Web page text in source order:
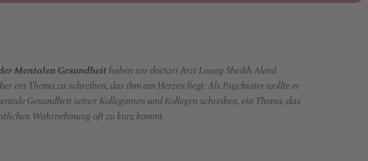
Mentalen Gesundheit haben wir doctari Arzt Louay Sheikh Alard
ein Thema zu schreiben, das ihm am Herzen liegt. Als Psychiater wollte er
Gesundheit seiner Kolleginnen und Kollegen schreiben, ein Thema, das
Wahrnehmung oft zu kurz kommt.